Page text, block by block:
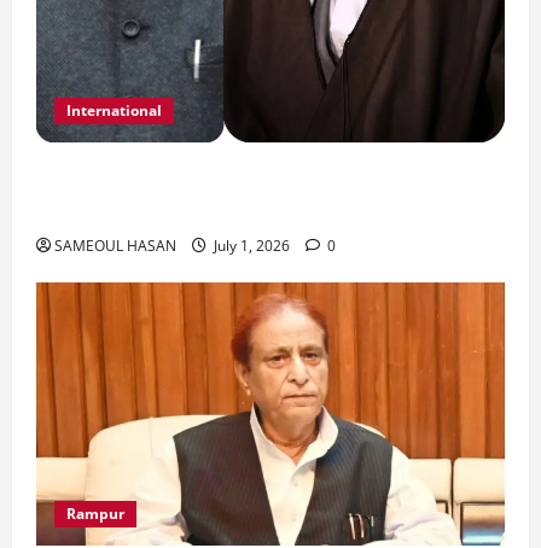
International
SAMEOUL HASAN July 1, 2026 0
Rampur